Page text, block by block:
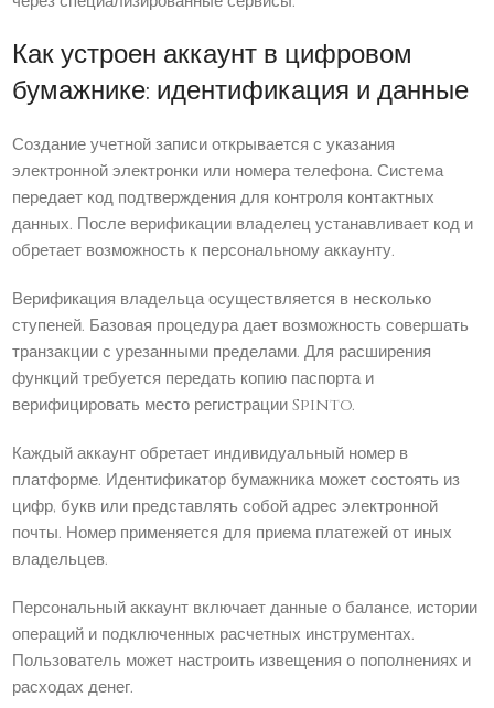
Как устроен аккаунт в цифровом
бумажнике: идентификация и данные
Создание учетной записи открывается с указания
электронной электронки или номера телефона. Система
передает код подтверждения для контроля контактных
данных. После верификации владелец устанавливает код и
обретает возможность к персональному аккаунту.
Верификация владельца осуществляется в несколько
ступеней. Базовая процедура дает возможность совершать
транзакции с урезанными пределами. Для расширения
функций требуется передать копию паспорта и
верифицировать место регистрации Spinto.
Каждый аккаунт обретает индивидуальный номер в
платформе. Идентификатор бумажника может состоять из
цифр, букв или представлять собой адрес электронной
почты. Номер применяется для приема платежей от иных
владельцев.
Персональный аккаунт включает данные о балансе, истории
операций и подключенных расчетных инструментах.
Пользователь может настроить извещения о пополнениях и
расходах денег.